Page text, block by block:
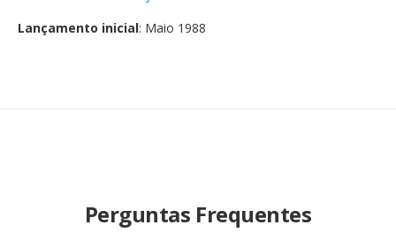
Lançamento inicial: Maio 1988
Perguntas Frequentes